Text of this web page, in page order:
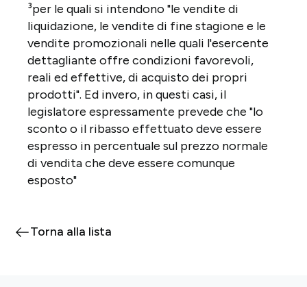
³per le quali si intendono "le vendite di
liquidazione, le vendite di fine stagione e le
vendite promozionali nelle quali l'esercente
dettagliante offre condizioni favorevoli,
reali ed effettive, di acquisto dei propri
prodotti". Ed invero, in questi casi, il
legislatore espressamente prevede che "lo
sconto o il ribasso effettuato deve essere
espresso in percentuale sul prezzo normale
di vendita che deve essere comunque
esposto"
Torna alla lista